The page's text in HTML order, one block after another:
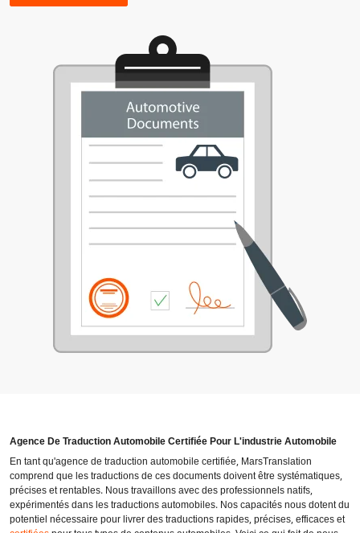
Agence De Traduction Automobile Certifiée Pour L'industrie Automobile
En tant qu'agence de traduction automobile certifiée, MarsTranslation
comprend que les traductions de ces documents doivent être systématiques,
précises et rentables. Nous travaillons avec des professionnels natifs,
expérimentés dans les traductions automobiles. Nos capacités nous dotent du
potentiel nécessaire pour livrer des traductions rapides, précises, efficaces et